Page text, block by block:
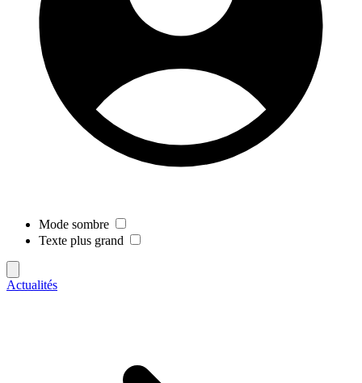
Mode sombre
Texte plus grand
Actualités